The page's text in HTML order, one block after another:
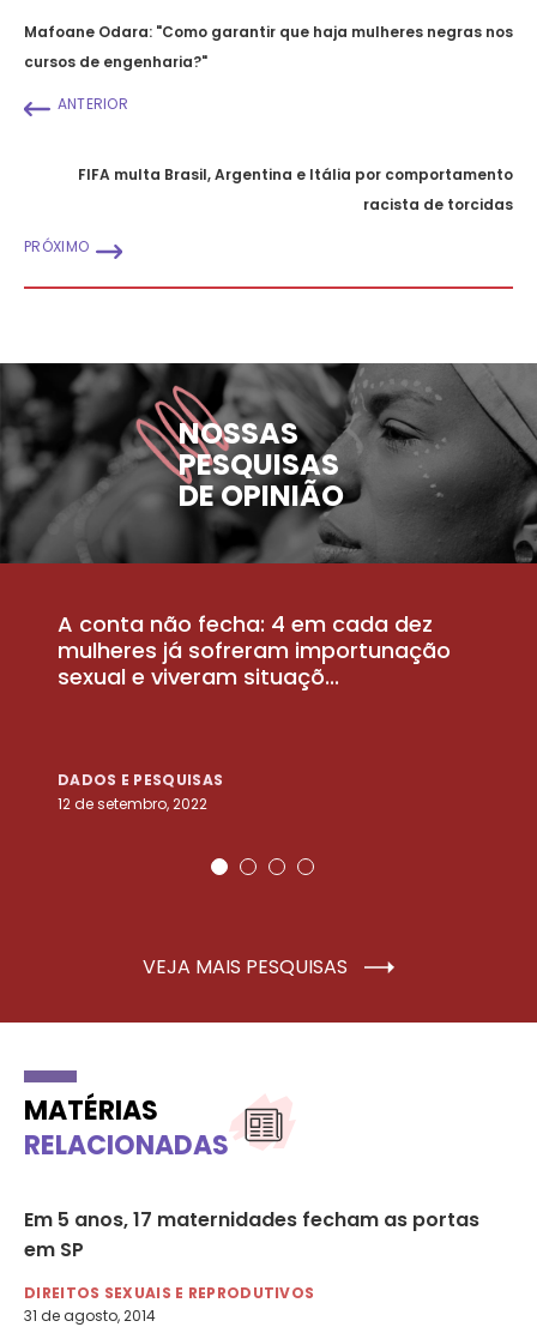
Mafoane Odara: "Como garantir que haja mulheres negras nos
cursos de engenharia?"
ANTERIOR
FIFA multa Brasil, Argentina e Itália por comportamento
racista de torcidas
PRÓXIMO
NOSSAS
PESQUISAS
DE OPINIÃO
A conta não fecha: 4 em cada dez
mulheres já sofreram importunação
sexual e viveram situaçõ...
DADOS E PESQUISAS
12 de setembro, 2022
VEJA MAIS PESQUISAS
MATÉRIAS
RELACIONADAS
Em 5 anos, 17 maternidades fecham as portas
em SP
DIREITOS SEXUAIS E REPRODUTIVOS
31 de agosto, 2014